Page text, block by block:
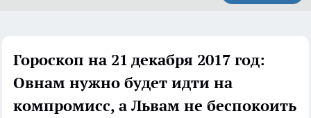
Гороскоп на 21 декабря 2017 год:
Овнам нужно будет идти на
компромисс, а Львам не беспокоить